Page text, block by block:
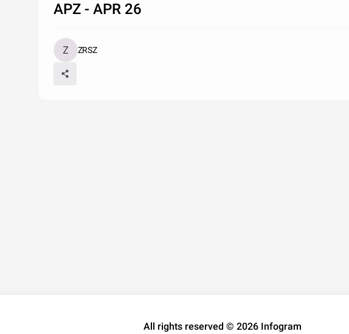
APZ - APR 26
ZRSZ
All rights reserved © 2026 Infogram